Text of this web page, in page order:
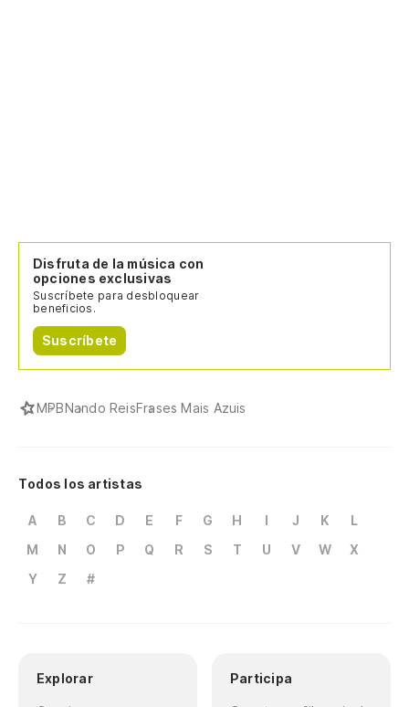
Disfruta de la música con
opciones exclusivas
Suscríbete para desbloquear
beneficios.
Suscríbete
MPBNando ReisFrases Mais Azuis
Todos los artistas
A B C D E F G H I J K
L
M
N O P Q R S T U V W
X
Y
Z #
Explorar Participa